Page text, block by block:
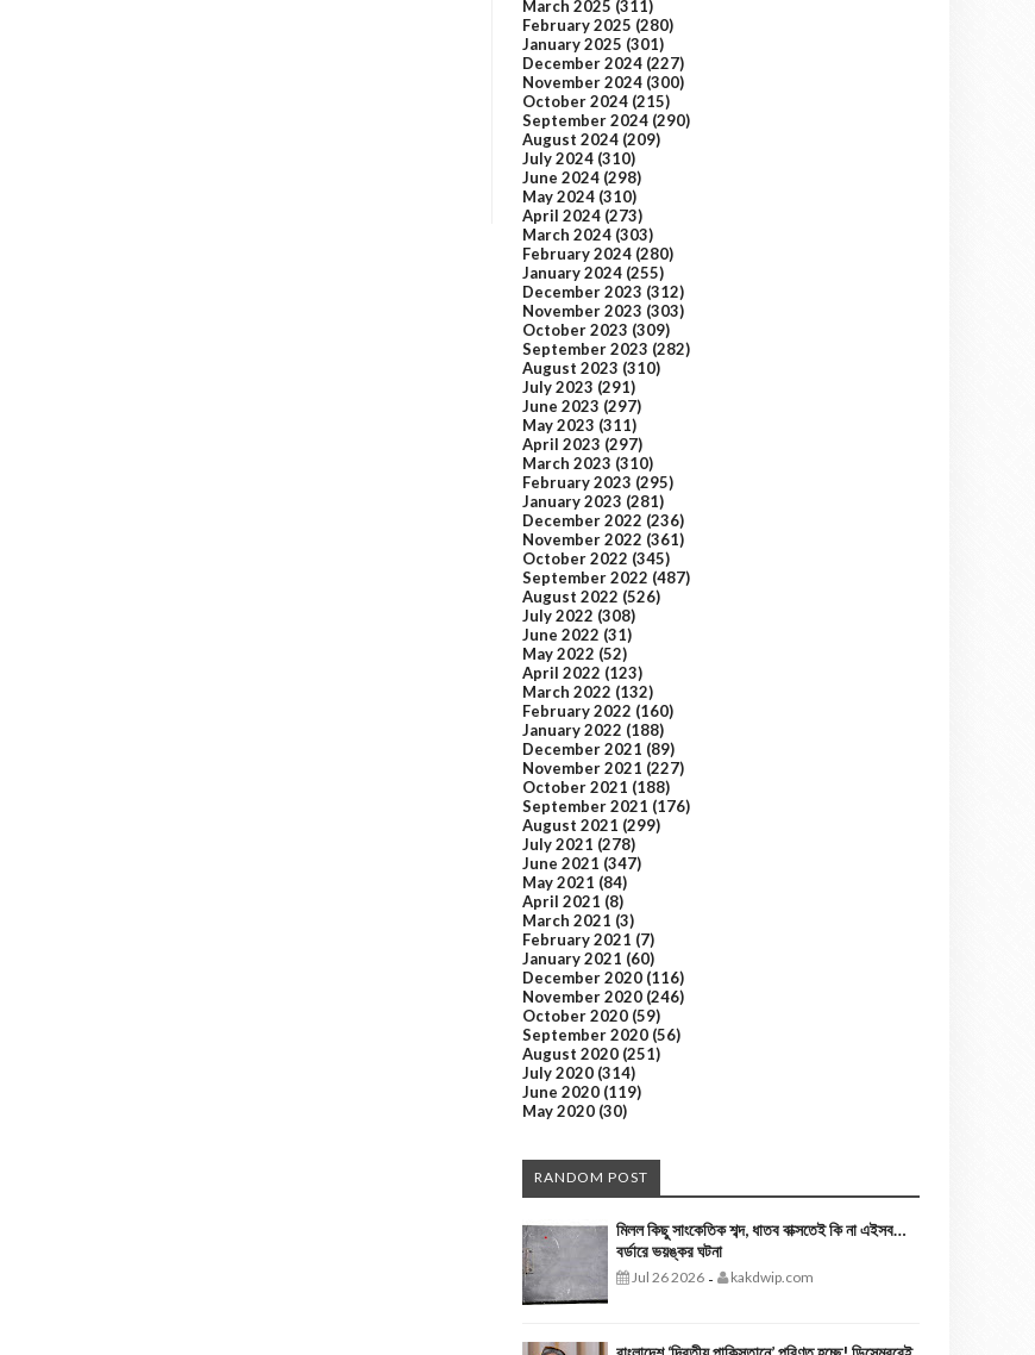
March 2025 (311)
February 2025 (280)
January 2025 (301)
December 2024 (227)
November 2024 (300)
October 2024 (215)
September 2024 (290)
August 2024 (209)
July 2024 (310)
June 2024 (298)
May 2024 (310)
April 2024 (273)
March 2024 (303)
February 2024 (280)
January 2024 (255)
December 2023 (312)
November 2023 (303)
October 2023 (309)
September 2023 (282)
August 2023 (310)
July 2023 (291)
June 2023 (297)
May 2023 (311)
April 2023 (297)
March 2023 (310)
February 2023 (295)
January 2023 (281)
December 2022 (236)
November 2022 (361)
October 2022 (345)
September 2022 (487)
August 2022 (526)
July 2022 (308)
June 2022 (31)
May 2022 (52)
April 2022 (123)
March 2022 (132)
February 2022 (160)
January 2022 (188)
December 2021 (89)
November 2021 (227)
October 2021 (188)
September 2021 (176)
August 2021 (299)
July 2021 (278)
June 2021 (347)
May 2021 (84)
April 2021 (8)
March 2021 (3)
February 2021 (7)
January 2021 (60)
December 2020 (116)
November 2020 (246)
October 2020 (59)
September 2020 (56)
August 2020 (251)
July 2020 (314)
June 2020 (119)
May 2020 (30)
RANDOM POST
মিলল কিছু সাংকেতিক শব্দ, ধাতব বাক্সতেই কি না এইসব…
বর্ডারে ভয়ঙ্কর ঘটনা
Jul 26 2026 - kakdwip.com